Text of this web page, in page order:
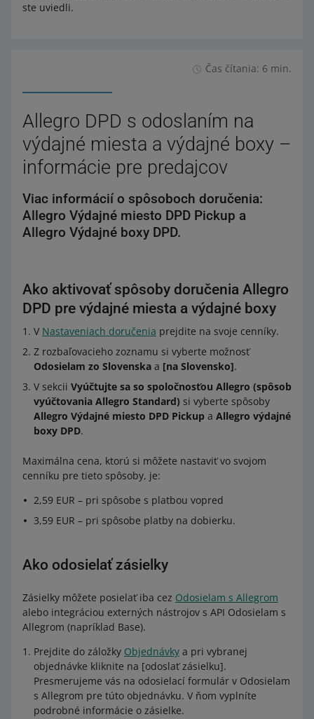
ste uviedli.
Čas čítania: 6 min.
Allegro DPD s odoslaním na
výdajné miesta a výdajné boxy –
informácie pre predajcov
Viac informácií o spôsoboch doručenia:
Allegro Výdajné miesto DPD Pickup a
Allegro Výdajné boxy DPD.
Ako aktivovať spôsoby doručenia Allegro
DPD pre výdajné miesta a výdajné boxy
V Nastaveniach doručenia prejdite na svoje cenníky.
Z rozbaľovacieho zoznamu si vyberte možnosť
Odosielam zo Slovenska a [na Slovensko].
V sekcii Vyúčtujte sa so spoločnosťou Allegro (spôsob
vyúčtovania Allegro Standard) si vyberte spôsoby
Allegro Výdajné miesto DPD Pickup a Allegro výdajné
boxy DPD.
Maximálna cena, ktorú si môžete nastaviť vo svojom
cenníku pre tieto spôsoby, je:
2,59 EUR – pri spôsobe s platbou vopred
3,59 EUR – pri spôsobe platby na dobierku.
Ako odosielať zásielky
Zásielky môžete posielať iba cez Odosielam s Allegrom
alebo integráciou externých nástrojov s API Odosielam s
Allegrom (napríklad Base).
Prejdite do záložky Objednávky a pri vybranej
objednávke kliknite na [odoslať zásielku].
Presmerujeme vás na odosielací formulár v Odosielam
s Allegrom pre túto objednávku. V ňom vyplníte
podrobné informácie o zásielke.